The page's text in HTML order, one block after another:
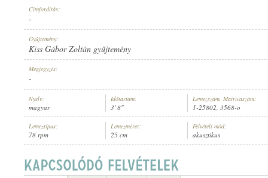
TAKÁTS MIHÁLY TOLL JANCSI CIGÁNYZENEKARA
LEMEZSZÁM:
Címfordítás:
-
Gyűjtemény:
Kiss Gábor Zoltán gyűjtemény
Megjegyzés:
-
Nyelv:
magyar
Időtartam:
3' 8"
Lemezszám, Matricaszám:
1-25802, 3568-o
Lemeztípus:
78 rpm
Lemezméret:
25 cm
Felvételi mód:
akusztikus